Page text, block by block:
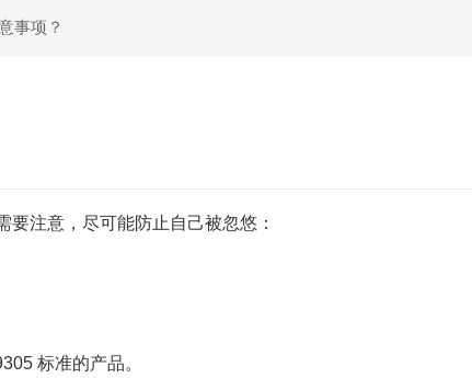
事项？
要注意，尽可能防止自己被忽悠：
标准的产品。